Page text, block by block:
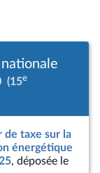
(15e
de taxe sur la
énergétique
, déposée le